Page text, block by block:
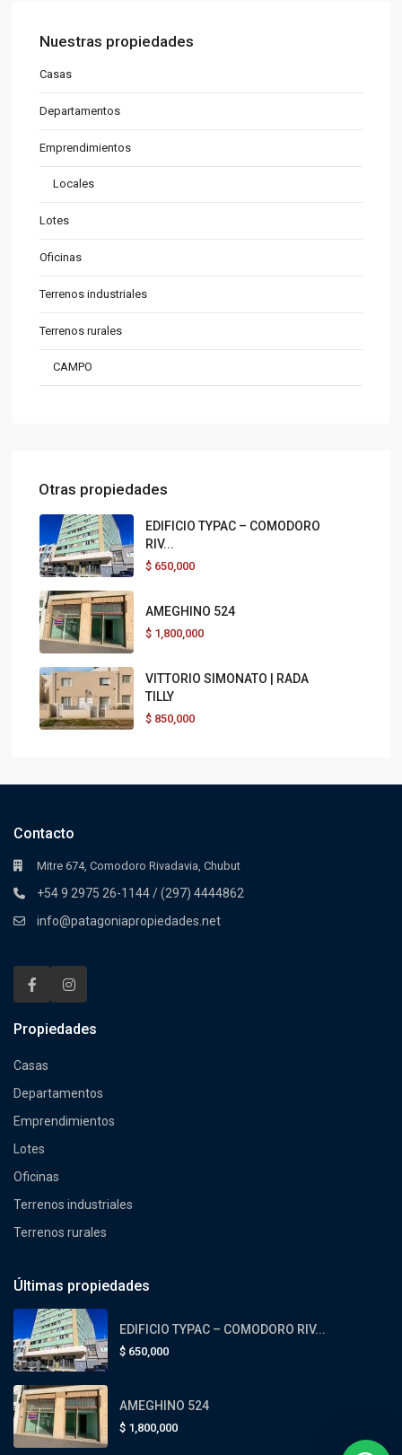
Nuestras propiedades
Casas
Departamentos
Emprendimientos
Locales
Lotes
Oficinas
Terrenos industriales
Terrenos rurales
CAMPO
Otras propiedades
EDIFICIO TYPAC – COMODORO
RIV...
$ 650,000
AMEGHINO 524
$ 1,800,000
VITTORIO SIMONATO | RADA
TILLY
$ 850,000
Contacto
Mitre 674, Comodoro Rivadavia, Chubut
+54 9 2975 26-1144 / (297) 4444862
info@patagoniapropiedades.net
Propiedades
Casas
Departamentos
Emprendimientos
Lotes
Oficinas
Terrenos industriales
Terrenos rurales
Últimas propiedades
EDIFICIO TYPAC – COMODORO RIV...
$ 650,000
AMEGHINO 524
$ 1,800,000